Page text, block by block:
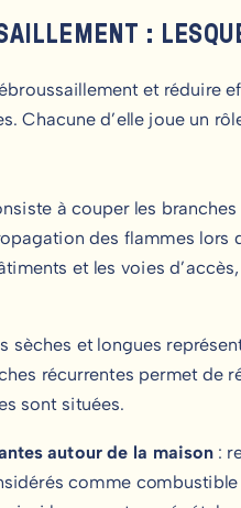
:
et réduire
Chacune d’elle joue un
à couper les
des flammes lors
et les voies
sèches et longues
récurrentes permet de
sont situées.
autour de la maison :
comme